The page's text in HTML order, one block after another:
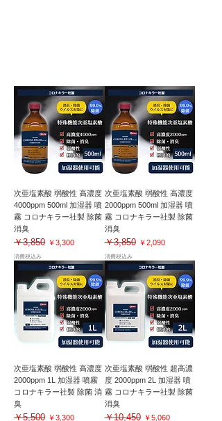
次亜塩素酸 弱酸性 高濃度
4000ppm 500ml 加湿器 噴
霧 コロナキラー社製 除菌
消臭
通常価格
￥3,850 セール価格
￥3,300
消費税込み
次亜塩素酸 弱酸性 高濃度
2000ppm 500ml 加湿器 噴
霧 コロナキラー社製 除菌
消臭
通常価格
￥3,850 セール価格
￥2,090
消費税込み
次亜塩素酸 弱酸性 高濃度
2000ppm 1L 加湿器 噴霧
コロナキラー社製 除菌 消
臭
通常価格
￥5,500 セール価格
￥3,300
次亜塩素酸 弱酸性 超高濃
度 2000ppm 2L 加湿器 噴
霧 コロナキラー社製 除菌
消臭
通常価格
￥10,450 セール価格
￥5,060